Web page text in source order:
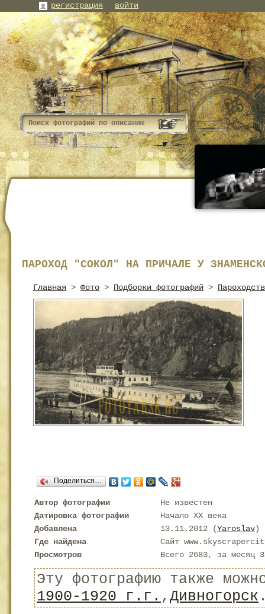
ПАРОХОД "СОКОЛ" НА ПРИЧАЛЕ У
Главная > Фото > Подборки фотографий >
Поделиться…
Автор фотографии
Не известен
Датировка фотографии
Начало XX века
Добавлена
13.11.2012 (Yaroslav)
Где найдена
Сайт
Просмотров
Всего 2683, за месяц
Эту фотографию также
1900-1920 г.г. , Дивногорск
регистрация войти